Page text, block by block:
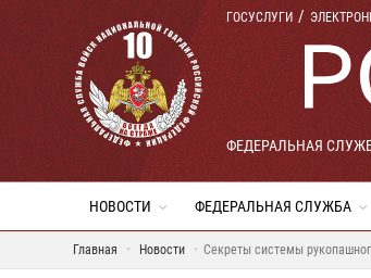
ГОСУСЛУГИ
ФЕДЕРАЛЬНАЯ
НОВОСТИ ФЕДЕРАЛЬНАЯ СЛУЖБА
Главная Новости Секреты системы